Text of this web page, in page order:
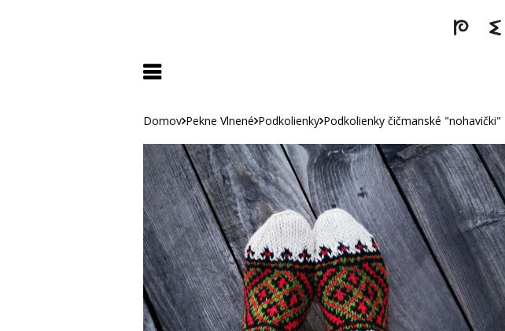
Domov Pekne Vlnené Podkolienky Podkolienky čičmanské "nohavički"